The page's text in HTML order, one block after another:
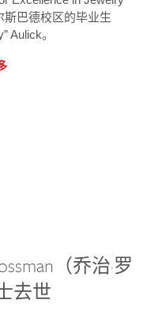
斯巴德校区的毕业生
Aulick。
（乔治·罗
去世